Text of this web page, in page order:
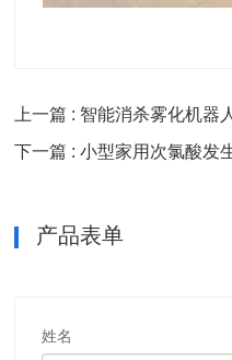
上一篇 : 智能消杀雾化机器
下一篇 : 小型家用次氯酸发
产品表单
姓名